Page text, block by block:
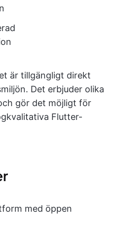
är tillgängligt direkt
Det erbjuder olika
gör det möjligt för
Flutter-
med öppen